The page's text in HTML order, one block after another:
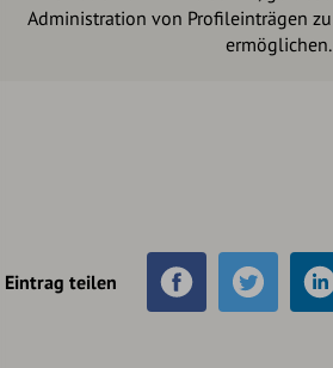
Administration von Profileinträgen zu
ermöglichen.
Eintrag teilen